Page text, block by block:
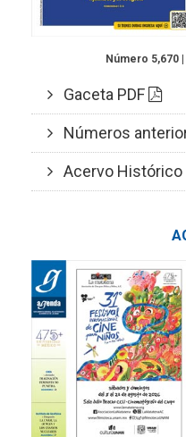
Número 5,670
Gaceta PDF
Números
Acervo Histórico